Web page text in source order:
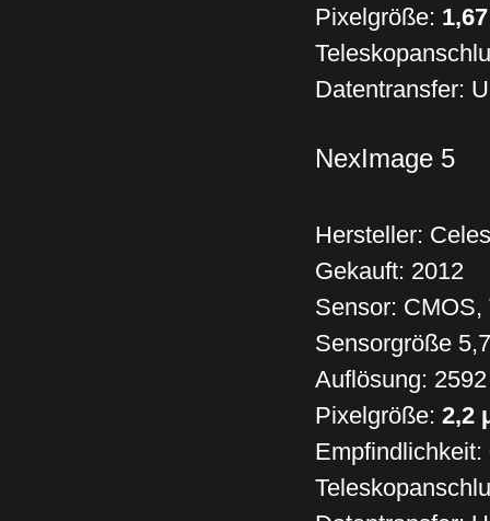
Pixelgröße:
Datentransfer:
NexImage 5
Hersteller:
Gekauft: 2012
Sensor:
Sensorgröße
Auflösung:
Pixelgröße: 2,2